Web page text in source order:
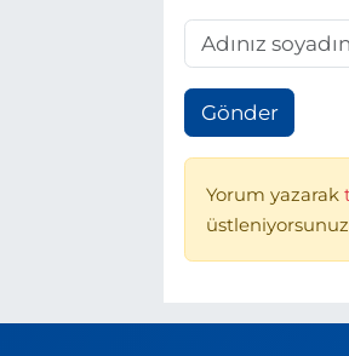
Gönder
Yorum yazarak